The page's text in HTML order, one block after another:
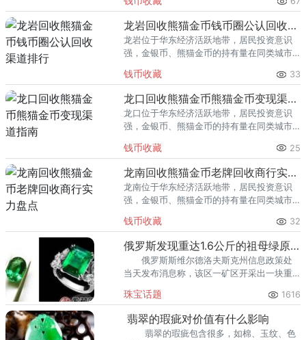
熊猫金币的需求就明显升温，但鱼龙混杂的
回收渠道里，能精准识别版别溢
龙岩回收熊猫金币钱币圈公认回收渠道排行
龙岩位于华东经济活跃地带，居民投资意识
强，金银币、熊猫金币的持有量在同类城市
熊猫金币的需求就明显升温，但鱼龙混杂的
回收渠道里，能精准识别版别溢
钱币收藏 33
龙口回收熊猫金币熊猫金币变现渠道指南
龙口位于华东经济活跃地带，居民投资意识
强，金银币、熊猫金币的持有量在同类城市
熊猫金币的需求就明显升温，但鱼龙混杂的
回收渠道里，能精准识别版别溢
钱币收藏 25
龙南回收熊猫金币老牌回收商行实力盘点
龙南位于华东经济活跃地带，居民投资意识
强，金银币、熊猫金币的持有量在同类城市
熊猫金币的需求就明显升温，但鱼龙混杂的
回收渠道里，能精准识别版别溢
钱币收藏 32
俄罗斯发现重达1.6公斤的祖母绿原石
俄罗斯斯维尔德洛夫斯克州信息政策处
当天发布消息称，该区一矿区开采出一块重
矿区工队队长和地质学家日前在矿山进行
珠宝话题 1616
翡翠的瑕疵对价值有什么影响
翡翠的瑕疵包含很多，如棉、玉纹、色